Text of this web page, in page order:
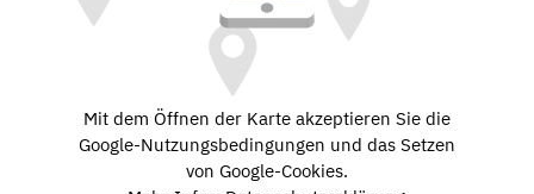
Mit dem Öffnen der Karte akzeptieren Sie die
Google-Nutzungsbedingungen und das Setzen
von Google-Cookies.